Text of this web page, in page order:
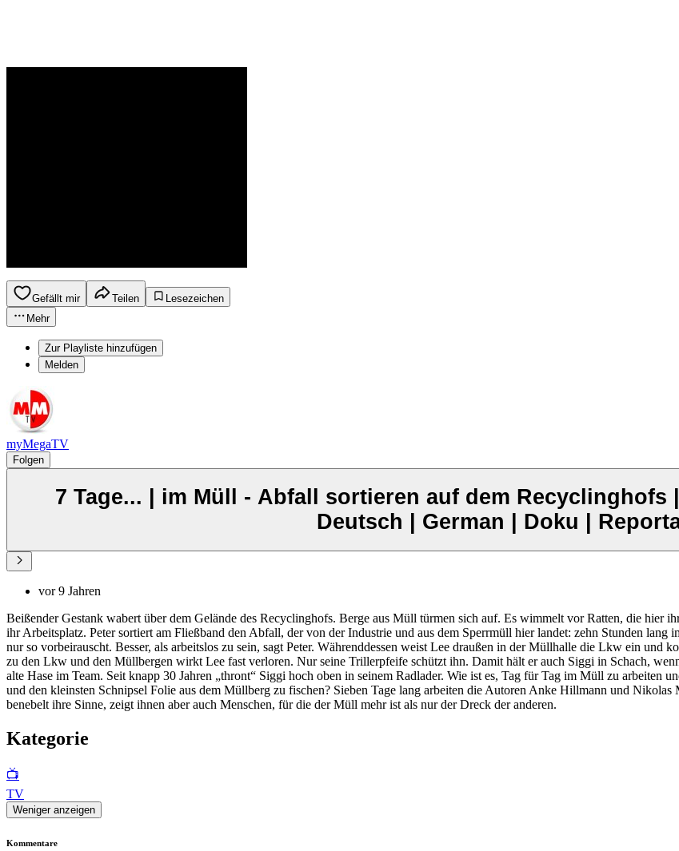
Gefällt mir Teilen
Lesezeichen
Mehr
Zur Playliste hinzufügen
Melden
myMegaTV
Folgen
7 Tage... | im Müll - Abfall sortieren auf dem Recyclinghofs |
Deutsch | German | Doku |
vor 9 Jahren
Beißender Gestank wabert über dem Gelände des Recyclinghofs. Berge aus Müll türmen sich auf. Es wimmelt vor Ratten, die hier
ihr Arbeitsplatz. Peter sortiert am Fließband den Abfall, der von der Industrie und aus dem Sperrmüll hier landet: zehn Stunden
nur so vorbeirauscht. Besser, als arbeitslos zu sein, sagt Peter. Währenddessen weist Lee draußen in der Müllhalle die Lkw ein
zu den Lkw und den Müllbergen wirkt Lee fast verloren. Nur seine Trillerpfeife schützt ihn. Damit hält er auch Siggi in Schach,
alte Hase im Team. Seit knapp 30 Jahren „thront“ Siggi hoch oben in seinem Radlader. Wie ist es, Tag für Tag im Müll zu arbeiten
und den kleinsten Schnipsel Folie aus dem Müllberg zu fischen? Sieben Tage lang arbeiten die Autoren Anke Hillmann und
benebelt ihre Sinne, zeigt ihnen aber auch Menschen, für die der Müll mehr ist als nur der Dreck der anderen.
Kategorie
📺
TV
Weniger anzeigen
Kommentare